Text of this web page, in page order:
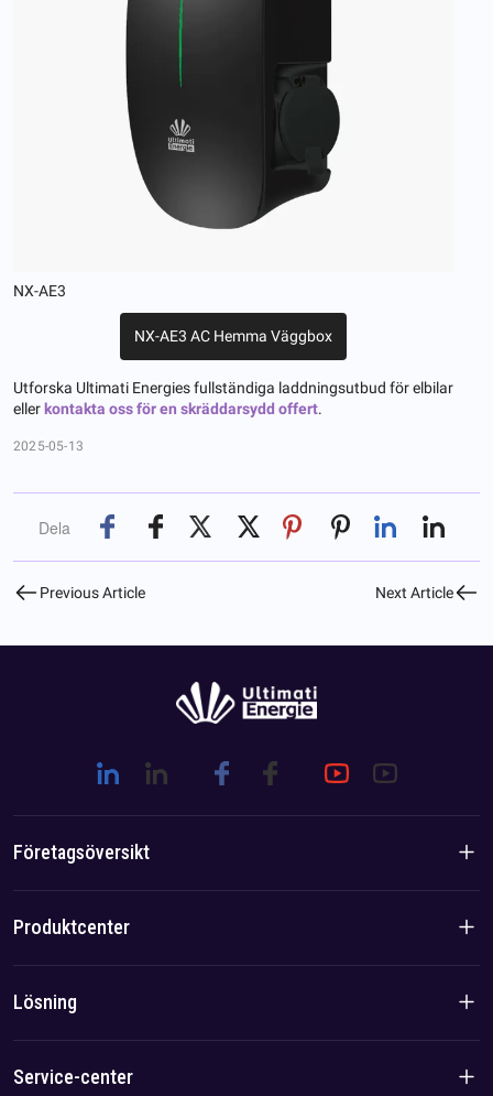
NX-AE3
NX-AE3 AC Hemma Väggbox
Utforska Ultimati Energies fullständiga laddningsutbud för elbilar
eller kontakta oss för en skräddarsydd offert.
2025-05-13
Dela
Previous Article Next Article
Företagsöversikt
Företagsintroduktion
Team/Lokal fördel
Produktcenter
Bostadsprodukter
Lösning
Lösning
Service-center